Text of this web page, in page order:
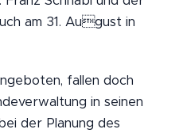
am 31. August in
fallen doch
in seinen
der Planung des